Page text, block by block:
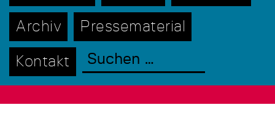
Archiv Pressematerial
Kontakt